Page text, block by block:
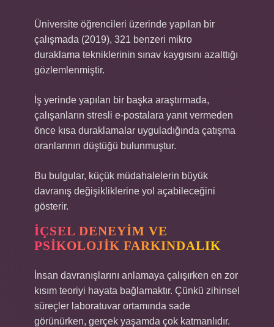
Üniversite öğrencileri üzerinde yapılan bir
çalışmada (2019), 321 benzeri mikro
duraklama tekniklerinin sınav kaygısını azalttığı
gözlemlenmiştir.
İş yerinde yapılan bir başka araştırmada,
çalışanların stresli e-postalara yanıt vermeden
önce kısa duraklamalar uyguladığında çatışma
oranlarının düştüğü bulunmuştur.
Bu bulgular, küçük müdahalelerin büyük
davranış değişikliklerine yol açabileceğini
gösterir.
İÇSEL DENEYIM VE
PSIKOLOJIK FARKINDALIK
İnsan davranışlarını anlamaya çalışırken en zor
kısım teoriyi hayata bağlamaktır. Çünkü zihinsel
süreçler laboratuvar ortamında sade
görünürken, gerçek yaşamda çok katmanlıdır.